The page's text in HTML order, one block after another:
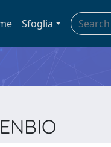
Sfoglia